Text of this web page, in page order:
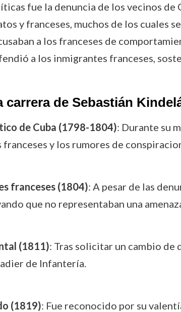
fue la denuncia de los vecinos
y franceses, muchos de los cuales
a los franceses de
a los inmigrantes franceses,
de Sebastián
de Cuba (1798-1804): Durante su
y los rumores de
franceses (1804): A pesar de las
que no representaban una
(1811): Tras solicitar un cambio
de Infantería.
(1819): Fue reconocido por su